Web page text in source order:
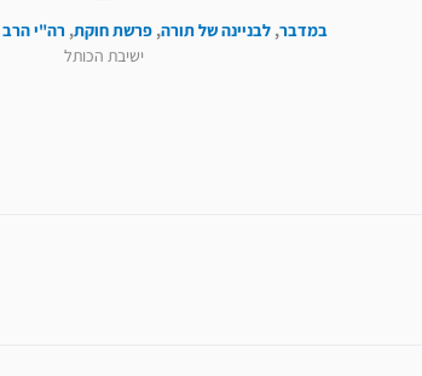
במדבר, לבניינה של תורה, פרשת חוקת, רה"י הרב
ישיבת הכותל